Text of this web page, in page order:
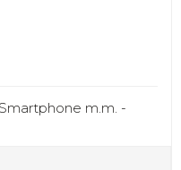
m.m. -